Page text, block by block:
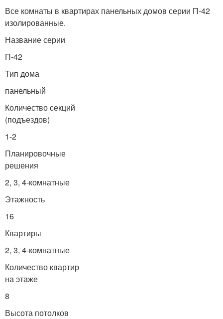
Все комнаты в квартирах панельных домов серии П-42
изолированные.
Название серии
П-42
Тип дома
панельный
Количество секций
(подъездов)
1-2
Планировочные
решения
2, 3, 4-комнатные
Этажность
16
Квартиры
2, 3, 4-комнатные
Количество квартир
на этаже
8
Высота потолков